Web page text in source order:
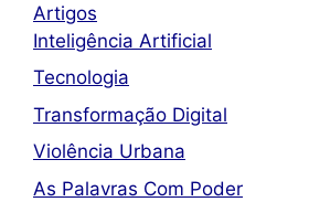
Artigos
Inteligência Artificial
Tecnologia
Transformação Digital
Violência Urbana
As Palavras Com Poder